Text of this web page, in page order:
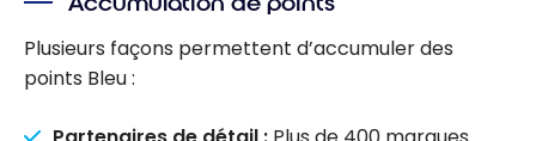
Plusieurs façons permettent d’accumuler des
points Bleu :